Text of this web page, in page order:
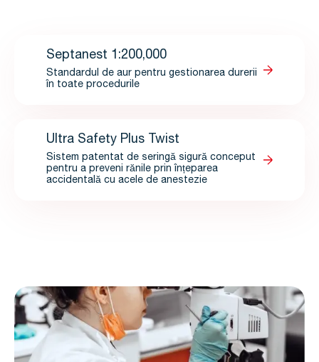
Septanest 1:200,000
Standardul de aur pentru gestionarea durerii
în toate procedurile
Ultra Safety Plus Twist
Sistem patentat de seringă sigură conceput
pentru a preveni rănile prin înțeparea
accidentală cu acele de anestezie